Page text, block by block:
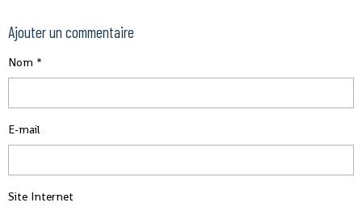
Ajouter un commentaire
Nom
E-mail
Site Internet